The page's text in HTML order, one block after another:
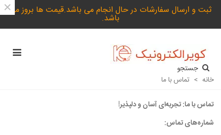
ثبت و ارسال سفارشات در حال انجام می باشد.قیمت ها بروز می
باشد.
×
جستجو
خانه > تماس با ما
تماس با ما: تجربه‌ای آسان و دلپذیر!
شماره‌های تماس: